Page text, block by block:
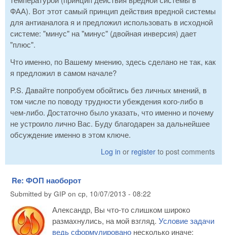
ФАА). Вот этот самый принцип действия вредной системы
для антианалога я и предложил использовать в исходной
системе: "минус" на "минус" (двойная инверсия) дает
"плюс".
Что именно, по Вашему мнению, здесь сделано не так, как
я предложил в самом начале?
P.S. Давайте попробуем обойтись без личных мнений, в
том числе по поводу трудности убеждения кого-либо в
чем-либо. Достаточно было указать, что именно и почему
не устроило лично Вас. Буду благодарен за дальнейшее
обсуждение именно в этом ключе.
Log in or register to post comments
Re: ФОП наоборот
Submitted by GIP on ср, 10/07/2013 - 08:22
Александр, Вы что-то слишком широко
размахнулись, на мой взгляд. Условие задачи
ведь сформулировано несколько иначе: